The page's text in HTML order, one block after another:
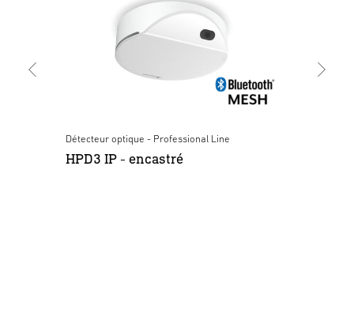
Détecteur optique - Professional Line
HPD3 IP - encastré